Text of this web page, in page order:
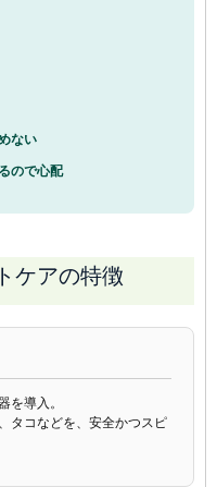
ない
ので心配
ケアの特徴
導入。
タコなどを、安全かつスピ